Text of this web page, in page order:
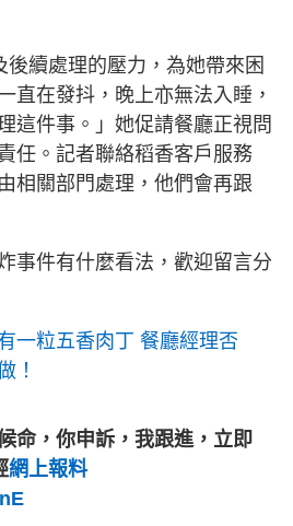
續處理的壓力，為她帶來困
直在發抖，晚上亦無法入睡，
這件事。」她促請餐廳正視問
任。記者聯絡稻香客戶服務
相關部門處理，他們會再跟
事件有什麼看法，歡迎留言分
一粒五香肉丁 餐廳經理否
！
命，你申訴，我跟進，立即
網上報料